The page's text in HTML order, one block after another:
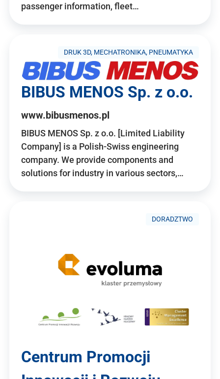
passenger information, fleet…
DRUK 3D, MECHATRONIKA, PNEUMATYKA
BIBUS MENOS Sp. z o.o.
www.bibusmenos.pl
BIBUS MENOS Sp. z o.o. [Limited Liability
Company] is a Polish-Swiss engineering
company. We provide components and
solutions for industry in various sectors,…
DORADZTWO
Centrum Promocji